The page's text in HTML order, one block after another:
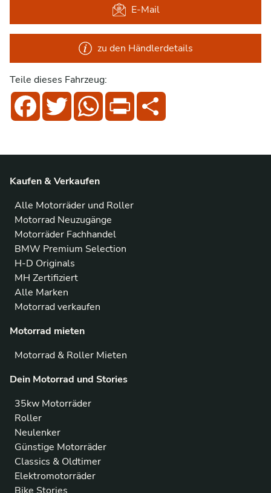
E-Mail
zu den Händlerdetails
Teile dieses Fahrzeug:
FacebookTwitterWhatsAppPrint
Kaufen & Verkaufen
Alle Motorräder und Roller
Motorrad Neuzugänge
Motorräder Fachhandel
BMW Premium Selection
H-D Originals
MH Zertifiziert
Alle Marken
Motorrad verkaufen
Motorrad mieten
Motorrad & Roller Mieten
Dein Motorrad und Stories
35kw Motorräder
Roller
Neulenker
Günstige Motorräder
Classics & Oldtimer
Elektromotorräder